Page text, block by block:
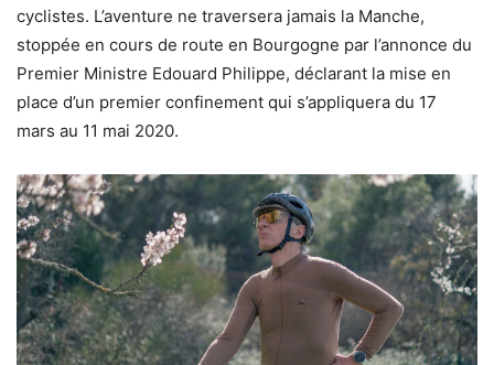
cyclistes. L’aventure ne traversera jamais la Manche,
stoppée en cours de route en Bourgogne par l’annonce du
Premier Ministre Edouard Philippe, déclarant la mise en
place d’un premier confinement qui s’appliquera du 17
mars au 11 mai 2020.